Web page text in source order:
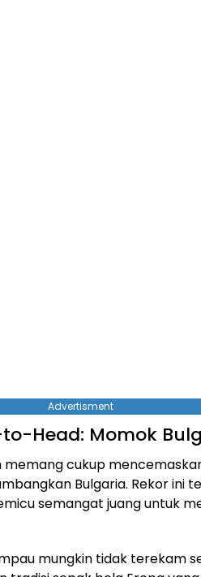
Advertisment
Head: Momok
cukup
Bulgaria. Rekor ini
semangat juang untuk
mungkin tidak terekam